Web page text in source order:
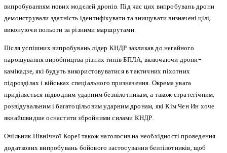
випробуванням нових моделей дронів. Під час цих випробувань дрони
демонстрували здатність ідентифікувати та знищувати визначені цілі,
виконуючи польоти за різними маршрутами.
Після успішних випробувань лідер КНДР закликав до негайного
нарощування виробництва різних типів БПЛА, включаючи дрони-
камікадзе, які будуть використовуватися в тактичних піхотних
підрозділах і військах спеціального призначення. Окрема увага
приділяється підводним ударним безпілотникам, а також стратегічним,
розвідувальним і багатоцільовим ударним дронам, які Кім Чен Ин хоче
якнайшвидше оснастити збройними силами КНДР.
Очільник Північної Кореї також наголосив на необхідності проведення
додаткових випробувань бойового застосування безпілотників, щоб